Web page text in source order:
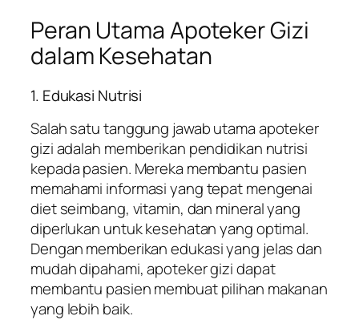
Peran Utama Apoteker Gizi
dalam Kesehatan
1. Edukasi Nutrisi
Salah satu tanggung jawab utama apoteker
gizi adalah memberikan pendidikan nutrisi
kepada pasien. Mereka membantu pasien
memahami informasi yang tepat mengenai
diet seimbang, vitamin, dan mineral yang
diperlukan untuk kesehatan yang optimal.
Dengan memberikan edukasi yang jelas dan
mudah dipahami, apoteker gizi dapat
membantu pasien membuat pilihan makanan
yang lebih baik.